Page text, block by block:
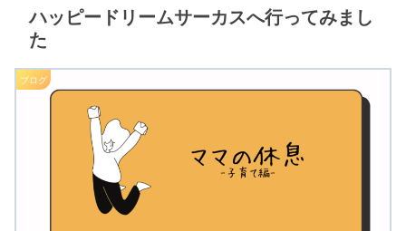
ハッピードリームサーカスへ行ってみまし
た
ブログ